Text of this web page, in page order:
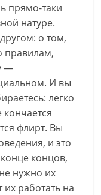
прямо-таки
натуре.
о том,
правилам,
—
И вы
легко
кончается
флирт. Вы
и это
концов,
нужно их
работать на